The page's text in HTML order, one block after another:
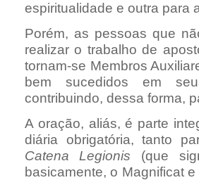
espiritualidade e outra para
Porém, as pessoas que
realizar o trabalho de
tornam-se Membros
bem sucedidos em
contribuindo, dessa forma,
A oração, aliás, é parte
diária obrigatória, tanto
Catena Legionis (que
basicamente, o Magnificat